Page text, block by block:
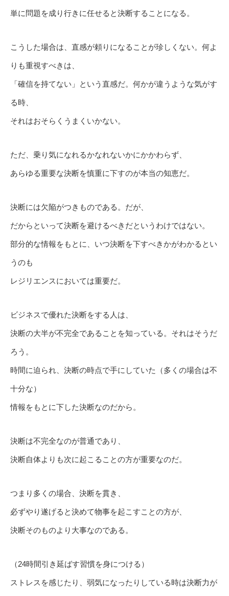
単に問題を成り行きに任せると決断することになる。
こうした場合は、直感が頼りになることが珍しくない。何よ
りも重視すべきは、
「確信を持てない」という直感だ。何かが違うような気がす
る時、
それはおそらくうまくいかない。
ただ、乗り気になれるかなれないかにかかわらず、
あらゆる重要な決断を慎重に下すのが本当の知恵だ。
決断には欠陥がつきものである。だが、
だからといって決断を避けるべきだというわけではない。
部分的な情報をもとに、いつ決断を下すべきかがわかるとい
うのも
レジリエンスにおいては重要だ。
ビジネスで優れた決断をする人は、
決断の大半が不完全であることを知っている。それはそうだ
ろう。
時間に迫られ、決断の時点で手にしていた（多くの場合は不
十分な）
情報をもとに下した決断なのだから。
決断は不完全なのが普通であり、
決断自体よりも次に起こることの方が重要なのだ。
つまり多くの場合、決断を貫き、
必ずやり遂げると決めて物事を起こすことの方が、
決断そのものより大事なのである。
（24時間引き延ばす習慣を身につける）
ストレスを感じたり、弱気になったりしている時は決断力が